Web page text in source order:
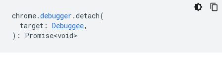
chrome.debugger .detach(
target : Debuggee,
) : Promise<void>